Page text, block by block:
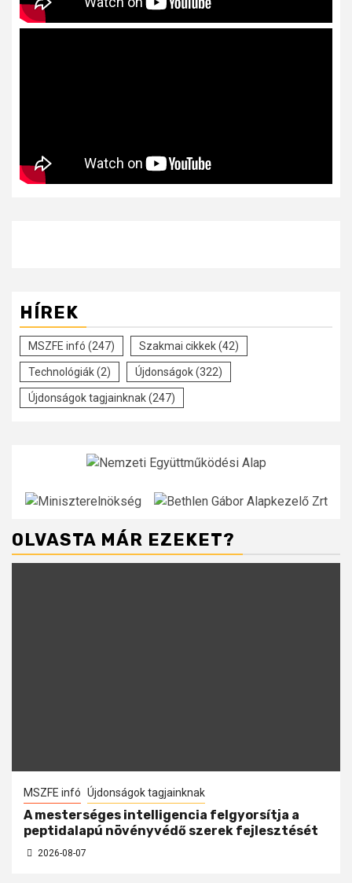
HÍREK
MSZFE infó (247) Szakmai cikkek(42)
Technológiák(2) Újdonságok(322)
Újdonságok tagjainknak(247)
OLVASTA MÁR EZEKET?
MSZFE infó Újdonságok tagjainknak
A mesterséges intelligencia felgyorsítja a
peptidalapú növényvédő szerek fejlesztését
2026-08-07